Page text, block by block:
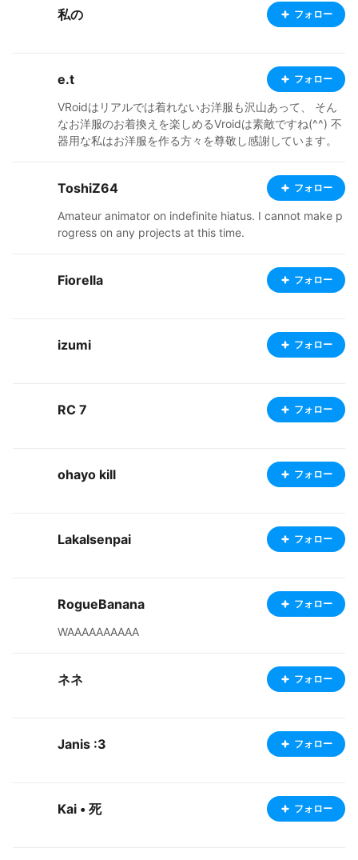
私の フォロー
e.t フォロー
VRoidはリアルでは着れないお洋服も沢山あって、 そん
なお洋服のお着換えを楽しめるVroidは素敵ですね(^^) 不
器用な私はお洋服を作る方々を尊敬し感謝しています。
ewerでも使用させていただいてます。 重ねてクリエイタ
ーの皆様に感謝です(^^) 私はVRoid Mobaile産の子が大好
れた機能を使ったお洋服がそのまま着れないのが辛いと
ころです（＞＜） 基本的にMobileで作った子を公開して
変換した子も公開していこうかなって思ってます。 ふと
気が付けばVRM Live Viewerで躍らせているデータも相
ToshiZ64 フォロー
Amateur animator on indefinite hiatus. I cannot make p
rogress on any projects at this time.
Fiorella フォロー
izumi フォロー
RC 7 フォロー
ohayo kill フォロー
Lakalsenpai フォロー
RogueBanana フォロー
WAAAAAAAAAA
ネネ フォロー
Janis :3 フォロー
Kai • 死 フォロー